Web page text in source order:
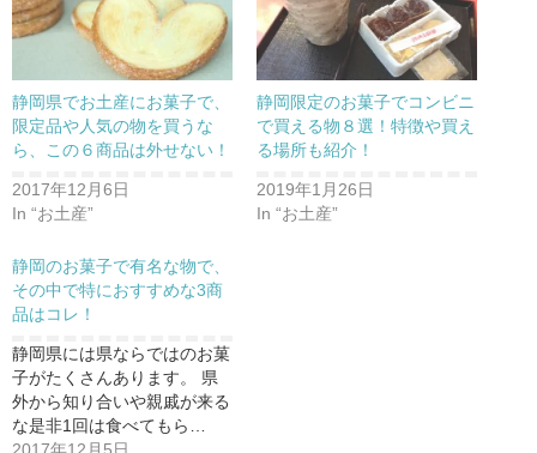
静岡県でお土産にお菓子で、
限定品や人気の物を買うな
ら、この６商品は外せない！
2017年12月6日
In “お土産”
静岡限定のお菓子でコンビニ
で買える物８選！特徴や買え
る場所も紹介！
2019年1月26日
In “お土産”
静岡のお菓子で有名な物で、
その中で特におすすめな3商
品はコレ！
静岡県には県ならではのお菓
子がたくさんあります。 県
外から知り合いや親戚が来る
な是非1回は食べてもら…
2017年12月5日